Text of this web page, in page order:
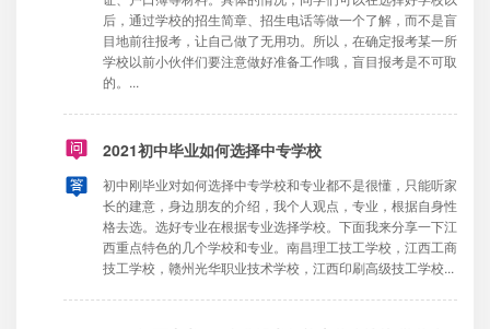
后，通过学校的招生简章、招生电话等做一个了解，而不是盲
目地前往报考，让自己做了无用功。所以，在确定报考某一所
学校以前小伙伴们要注意做好准备工作哦，盲目报考是不可取
的。...
2021初中毕业如何选择中专学校
初中刚毕业对如何选择中专学校和专业都不是很懂，只能听家
长的建意，身边朋友的介绍，我个人观点，专业，根据自身性
格去选。选好专业在根据专业选择学校。下面我来分享一下江
西重点特色的几个学校和专业。南昌理工技工学校，江西工商
技工学校，赣州光华职业技术学校，江西印刷高级技工学校...